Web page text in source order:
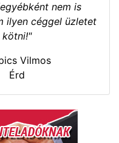
nem is
ilyen céggel üzletet
kötni!"
Vilmos
Érd